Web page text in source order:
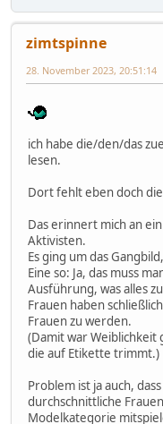
zimtspinne
28. November 2023, 20:51:14
ich habe die/den/das
lesen.
Dort fehlt eben doch
Das erinnert mich an
Aktivisten.
Es ging um das
Eine so: Ja, das muss
Ausführung, was alles
Frauen haben
Frauen zu werden.
(Damit war
die auf Etikette trimmt.)
Problem ist ja auch,
durchschnittliche
Modelkategorie